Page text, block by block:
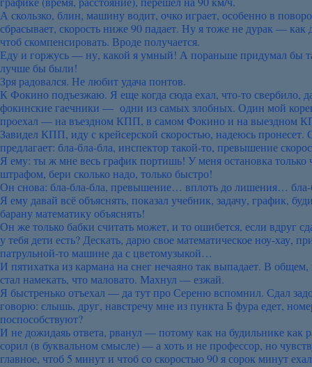
А скользко, блин, машину водит, очко играет, особенно в
сбрасывает, скорость ниже 90 падает. Ну я тоже не дурак —
чтоб скомпенсировать. Вроде получается.
Еду и горжусь — ну, какой я умный! А пораньше придумал бы
лучше бы были!
Зря радовался. Не любит удача понтов.
К Фокино подъезжаю. Я еще когда сюда ехал, что-то свербило,
фокинские гаечники — одни из самых злобных. Один мой
проехал — на въездном КПП, в самом Фокино и на выездном
Завидел КПП, иду с крейсерской скоростью, надеюсь
предлагает: бла-бла-бла, инспектор такой-то, превышение
Я ему: ты ж мне весь график портишь! У меня остановка
штрафом, бери сколько надо, только быстро!
Он снова: бла-бла-бла, превышение… вплоть до лишения…
Я ему давай всё объяснять, показал учебник, задачу, график,
барану математику объяснять!
Он же только бабки считать может, и то ошибется, если вдруг
у тебя дети есть? Дескать, дарю свое математическое ноу-хау,
патрульной-то машине да с цветомузыкой…
И пятихатка из кармана на снег нечаяно так выпадает. В
стал намекать, что маловато. Махнул — езжай.
Я быстренько отъехал — да тут про Сереню вспомнил. Сдал
говорю: слышь, друг, навстречу мне из пункта Б фура едет,
поспособствуют?
И не дожидаяь ответа, рванул — потому как на будильнике как
сорил (в буквальном смысле) — а хоть и не профессор, но
главное, чтоб 5 минут и чтоб со скоростью 90 я сорок минут